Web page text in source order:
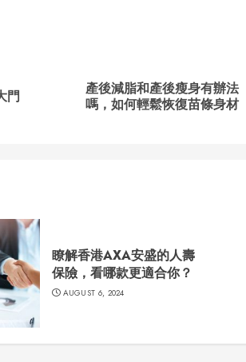
Previous
post:
門
Next
post:
產後減脂和產後瘦身有辦法
嗎，如何輕鬆恢復苗條身材
瞭解香港AXA安盛的人壽
保險，看哪款更適合你？
AUGUST 6, 2024